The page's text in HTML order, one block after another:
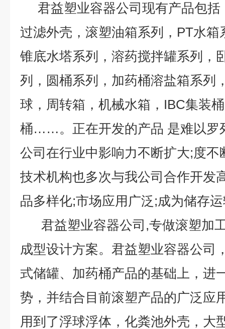
君益塑业容器公司现有产品包括
过滤外壳，滚塑油箱系列，PT水
锥底水塔系列，溶药搅拌罐系列，
列，圆桶系列，加药桶溶盐箱系列
球，周转箱，机械水箱，IBC集装
桶……。正在开发的产品 是难以
公司在行业中影响力不断扩大;度
技术机构也多次与我公司合作开发
品多样化;市场应用广泛;成为储存
君益塑业容器公司,专做滚塑加
成型设计方案。君益塑业容器公司
式储罐、加药桶产品的基础上，进
势，并结合目前滚塑产品的广泛应
用到了浮球浮体，化粪池外壳，大